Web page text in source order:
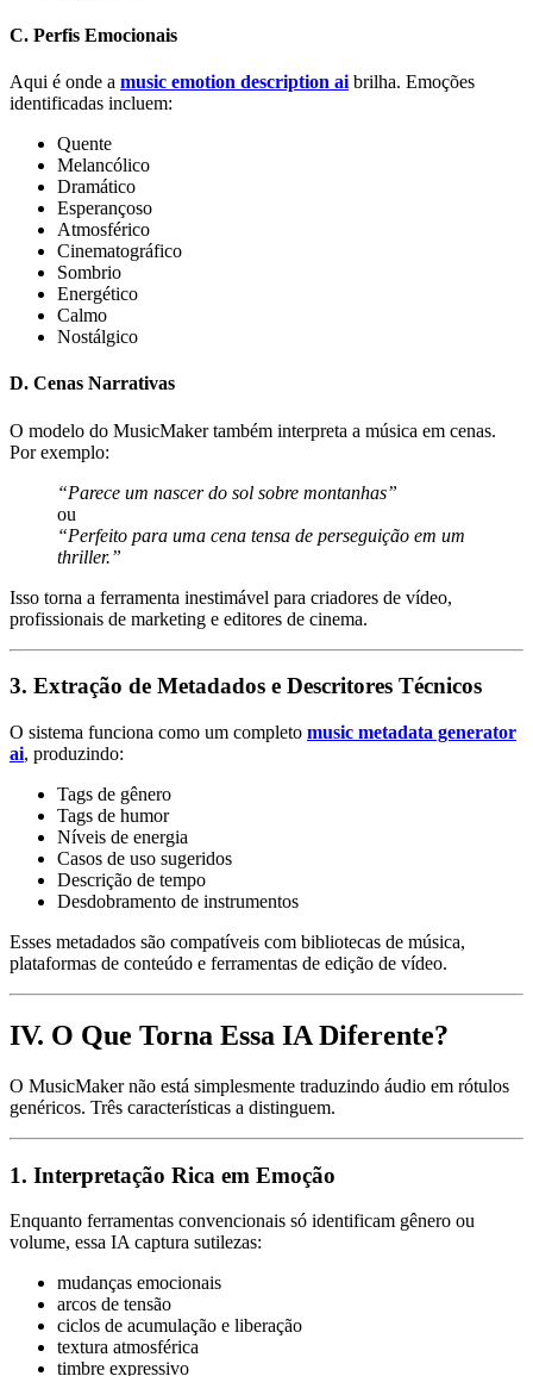
C. Perfis Emocionais
Aqui é onde a music emotion description ai brilha. Emoções
identificadas incluem:
Quente
Melancólico
Dramático
Esperançoso
Atmosférico
Cinematográfico
Sombrio
Energético
Calmo
Nostálgico
D. Cenas Narrativas
O modelo do MusicMaker também interpreta a música em cenas.
Por exemplo:
“Parece um nascer do sol sobre montanhas”
ou
“Perfeito para uma cena tensa de perseguição em um
thriller.”
Isso torna a ferramenta inestimável para criadores de vídeo,
profissionais de marketing e editores de cinema.
3. Extração de Metadados e Descritores Técnicos
O sistema funciona como um completo music metadata generator
ai, produzindo:
Tags de gênero
Tags de humor
Níveis de energia
Casos de uso sugeridos
Descrição de tempo
Desdobramento de instrumentos
Esses metadados são compatíveis com bibliotecas de música,
plataformas de conteúdo e ferramentas de edição de vídeo.
IV. O Que Torna Essa IA Diferente?
O MusicMaker não está simplesmente traduzindo áudio em rótulos
genéricos. Três características a distinguem.
1. Interpretação Rica em Emoção
Enquanto ferramentas convencionais só identificam gênero ou
volume, essa IA captura sutilezas:
mudanças emocionais
arcos de tensão
ciclos de acumulação e liberação
textura atmosférica
timbre expressivo